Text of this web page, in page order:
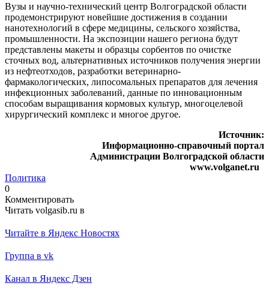
Вузы и научно-технический центр Волгоградской области
продемонстрируют новейшие достижения в создании
нанотехнологий в сфере медицины, сельского хозяйства,
промышленности. На экспозиции нашего региона будут
представлены макеты и образцы сорбентов по очистке
сточных вод, альтернативных источников получения энергии
из нефтеотходов, разработки ветеринарно-
фармакологических, липосомальных препаратов для лечения
инфекционных заболеваний, данные по инновационным
способам выращивания кормовых культур, многоцелевой
хирургический комплекс и многое другое.
Источник:
Информационно-справочный портал
Администрации Волгоградской области
www.volganet.ru
Политика
0
Комментировать
Читать volgasib.ru в
Читайте в Яндекс Новостях
Группа в vk
Канал в Яндекс Дзен